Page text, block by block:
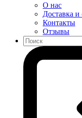
О нас
Доставка и
Контакты
Отзывы